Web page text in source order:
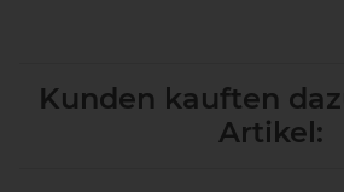
Kunden kauften
Artikel: